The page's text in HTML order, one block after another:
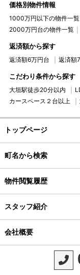
価格別物件情報
1000万円以下の物件一覧
2000万円台の物件一覧
返済額から探す
返済額6万円台 返済額
こだわり条件から探す
大垣駅徒歩20分以内
カースペース２台以上
トップページ
町名から検索
物件閲覧履歴
スタッフ紹介
会社概要